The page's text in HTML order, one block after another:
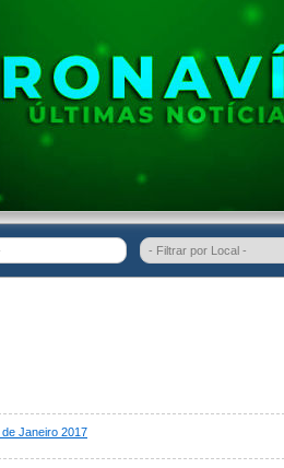
Janeiro 2017